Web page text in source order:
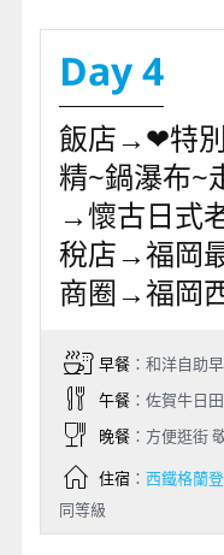
Day 4
飯店→❤特
精~鍋瀑布~
→懷古日式
稅店→福岡
商圈→福岡
早餐：和洋自助
午餐：佐賀牛日
晚餐：方便逛街
住宿： 西鐵格蘭
同等級